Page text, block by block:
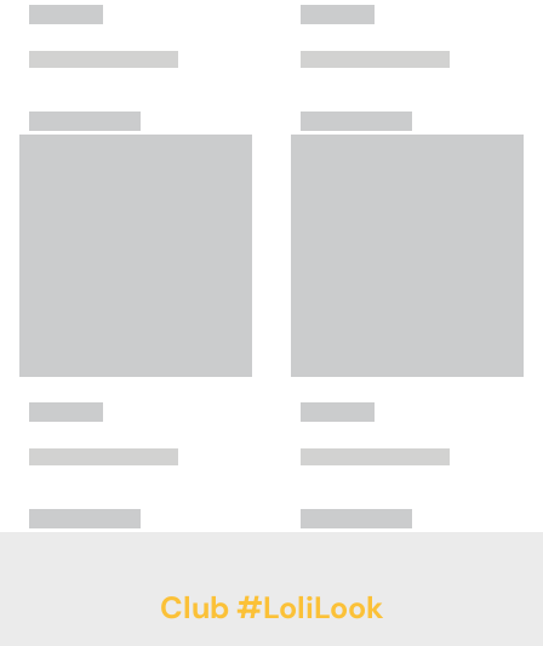
Club #LoliLook